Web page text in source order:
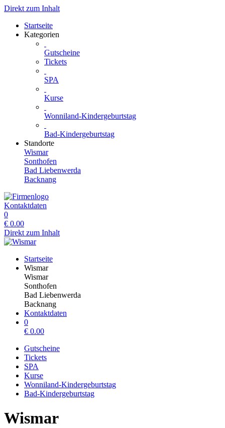
Direkt zum Inhalt
Startseite
Kategorien
Gutscheine
Tickets
SPA
Kurse
Wonniland-Kindergeburtstag
Bad-Kindergeburtstag
Standorte
Wismar
Sonthofen
Bad Liebenwerda
Backnang
Kontaktdaten
0
€ 0.00
Direkt zum Inhalt
Startseite
Wismar
Wismar
Sonthofen
Bad Liebenwerda
Backnang
Kontaktdaten
0
€ 0.00
Gutscheine
Tickets
SPA
Kurse
Wonniland-Kindergeburtstag
Bad-Kindergeburtstag
Wismar